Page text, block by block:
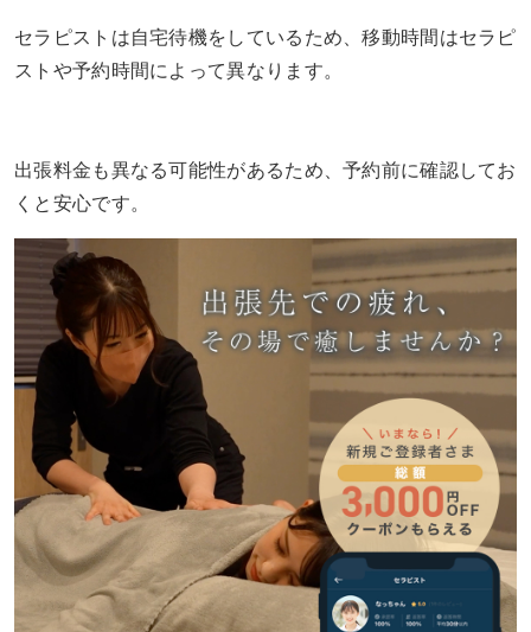
セラピストは自宅待機をしているため、移動時間はセラピ
ストや予約時間によって異なります。
出張料金も異なる可能性があるため、予約前に確認してお
くと安心です。